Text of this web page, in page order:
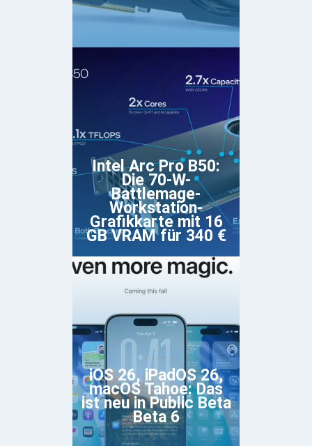
Intel Arc Pro B50:
Die 70-W-
Battlemage-
Workstation-
Grafikkarte mit 16
GB VRAM für 340 €
iOS 26, iPadOS 26,
macOS Tahoe: Das
ist neu in Public Beta
Beta 6